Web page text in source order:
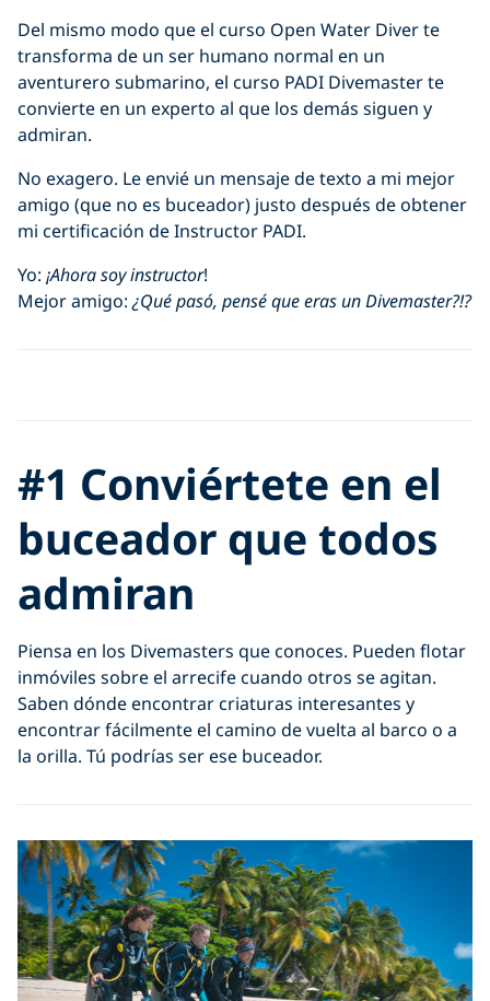
Del mismo modo que el curso Open Water Diver te
transforma de un ser humano normal en un
aventurero submarino, el curso PADI Divemaster te
convierte en un experto al que los demás siguen y
admiran.
No exagero. Le envié un mensaje de texto a mi mejor
amigo (que no es buceador) justo después de obtener
mi certificación de Instructor PADI.
Yo: ¡Ahora soy instructor!
Mejor amigo:¿Qué pasó, pensé que eras un Divemaster?!?
#1 Conviértete en el
buceador que todos
admiran
Piensa en los Divemasters que conoces. Pueden flotar
inmóviles sobre el arrecife cuando otros se agitan.
Saben dónde encontrar criaturas interesantes y
encontrar fácilmente el camino de vuelta al barco o a
la orilla. Tú podrías ser ese buceador.